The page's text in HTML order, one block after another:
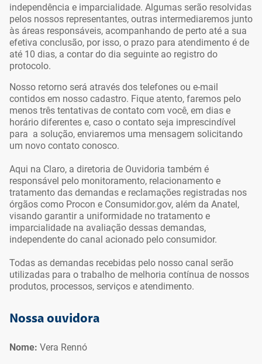
independência e imparcialidade. Algumas serão resolvidas
pelos nossos representantes, outras intermediaremos junto
às áreas responsáveis, acompanhando de perto até a sua
efetiva conclusão, por isso, o prazo para atendimento é de
até 10 dias, a contar do dia seguinte ao registro do
protocolo.
Nosso retorno será através dos telefones ou e-mail
contidos em nosso cadastro. Fique atento, faremos pelo
menos três tentativas de contato com você, em dias e
horário diferentes e, caso o contato seja imprescindível
para a solução, enviaremos uma mensagem solicitando
um novo contato conosco.
Aqui na Claro, a diretoria de Ouvidoria também é
responsável pelo monitoramento, relacionamento e
tratamento das demandas e reclamações registradas nos
órgãos como Procon e Consumidor.gov, além da Anatel,
visando garantir a uniformidade no tratamento e
imparcialidade na avaliação dessas demandas,
independente do canal acionado pelo consumidor.
Todas as demandas recebidas pelo nosso canal serão
utilizadas para o trabalho de melhoria contínua de nossos
produtos, processos, serviços e atendimento.
página
da página
Nossa ouvidora
Nome: Vera Rennó